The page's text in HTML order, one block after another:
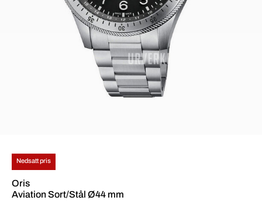
Nedsatt pris
Oris
Aviation Sort/Stål Ø44 mm